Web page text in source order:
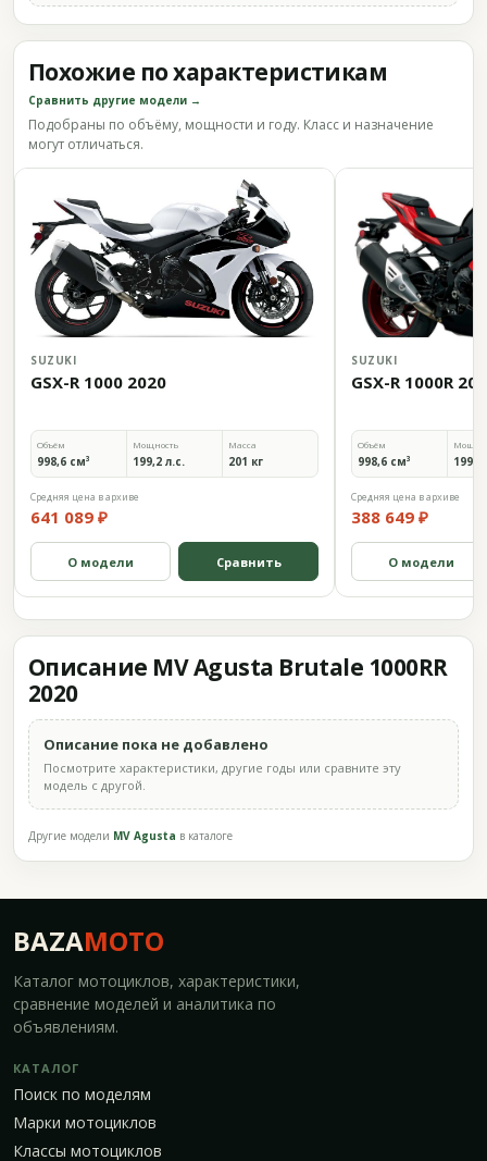
Похожие по характеристикам
Сравнить другие модели →
Подобраны по объёму, мощности и году. Класс и назначение
могут отличаться.
SUZUKI
GSX-R 1000 2020
Объём
998,6 см³
Мощность
199,2 л.с.
Масса
201 кг
Средняя цена в архиве
641 089 ₽
О модели Сравнить
SUZUKI
GSX-R 1000R
Объём
998,6 см³ 199,2
Средняя цена в архиве
388 649 ₽
О модели
Описание MV Agusta Brutale 1000RR
2020
Описание пока не добавлено
Посмотрите характеристики, другие годы или сравните эту
модель с другой.
Другие модели MV Agusta в каталоге
BAZAMOTO
Каталог мотоциклов, характеристики,
сравнение моделей и аналитика по
объявлениям.
КАТАЛОГ
Поиск по моделям
Марки мотоциклов
Классы мотоциклов